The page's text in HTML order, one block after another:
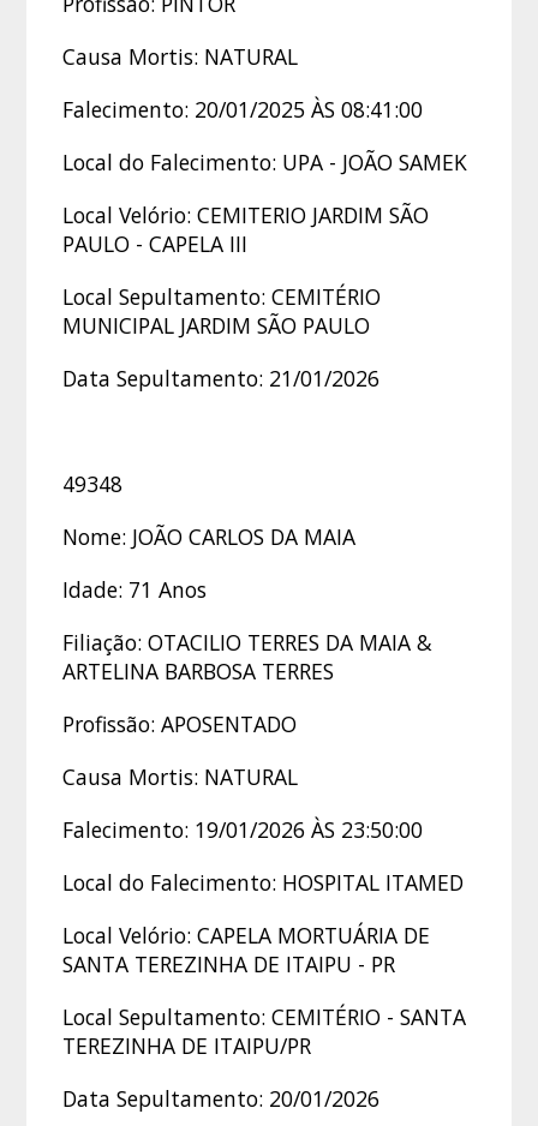
Causa Mortis: NATURAL
Falecimento: 20/01/2025 ÀS 08:41:00
Local do Falecimento: UPA - JOÃO SAMEK
Local Velório: CEMITERIO JARDIM SÃO
PAULO - CAPELA III
Local Sepultamento: CEMITÉRIO
MUNICIPAL JARDIM SÃO PAULO
Data Sepultamento: 21/01/2026
49348
Nome: JOÃO CARLOS DA MAIA
Idade: 71 Anos
Filiação: OTACILIO TERRES DA MAIA &
ARTELINA BARBOSA TERRES
Profissão: APOSENTADO
Causa Mortis: NATURAL
Falecimento: 19/01/2026 ÀS 23:50:00
Local do Falecimento: HOSPITAL ITAMED
Local Velório: CAPELA MORTUÁRIA DE
SANTA TEREZINHA DE ITAIPU - PR
Local Sepultamento: CEMITÉRIO - SANTA
TEREZINHA DE ITAIPU/PR
Data Sepultamento: 20/01/2026